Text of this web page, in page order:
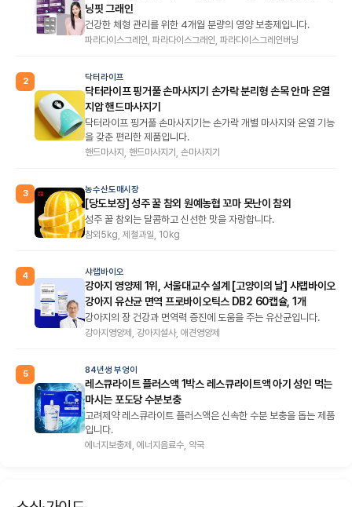
닝핏 그래인
건강한 체형 관리를 위한 4개월 분량의 영양 보충제입니다.
파라다이스그레인, 파라다이스그래인, 파라다이스그레인버닝
2 닥터라이프
닥터라이프 핑거풀 손마사지기 손가락 분리형 손목 안마 온열
지압 핸드마사지기
닥터라이프 핑거풀 손마사지기는 손가락 개별 마사지와 온열 기능
을 갖춘 편리한 제품입니다.
핸드마사지, 핸드마사지기, 손마사지기
3 농수산도매시장
[당도보장] 성주 꿀 참외 원예농협 꼬마 못난이 참외
성주 꿀 참외는 달콤하고 신선한 맛을 자랑합니다.
참외5kg, 제철과일, 10kg
4 샤랩바이오
강아지 영양제 1위, 서울대교수 설계 [고양이의 날] 샤랩바이오
강아지 유산균 면역 프로바이오틱스 DB2 60캡슐, 1개
강아지의 장 건강과 면역력 증진에 도움을 주는 유산균입니다.
강아지영양제, 강아지설사, 애견영양제
5 84년생 부엉이
레스큐라이트 플러스액 1박스 레스큐라이트액 아기 성인 먹는
마시는 포도당 수분보충
고려제약 레스큐라이트 플러스액은 신속한 수분 보충을 돕는 제품
입니다.
에너지보충제, 에너지음료수, 약국